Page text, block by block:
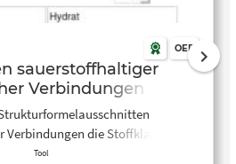
OER
sauerstoffhaltiger
Verbindungen
die Stoffklasse
Tool